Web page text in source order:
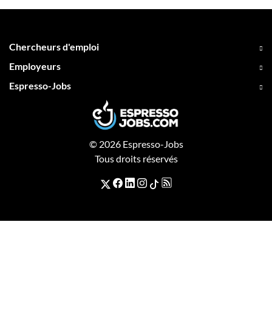
Chercheurs d'emploi
Employeurs
Espresso-Jobs
© 2026 Espresso-Jobs
Tous droits réservés